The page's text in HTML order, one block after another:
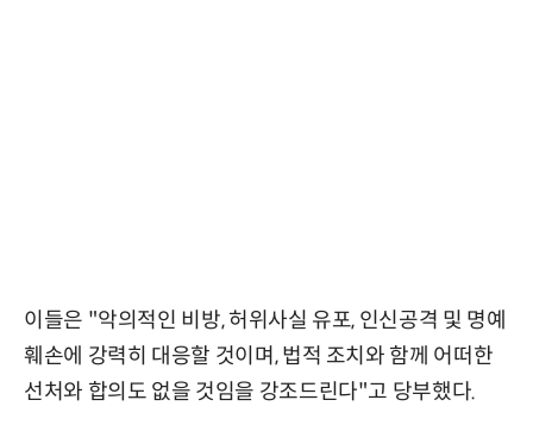
이들은 "악의적인 비방, 허위사실 유포, 인신공격 및 명예
훼손에 강력히 대응할 것이며, 법적 조치와 함께 어떠한
선처와 합의도 없을 것임을 강조드린다"고 당부했다.